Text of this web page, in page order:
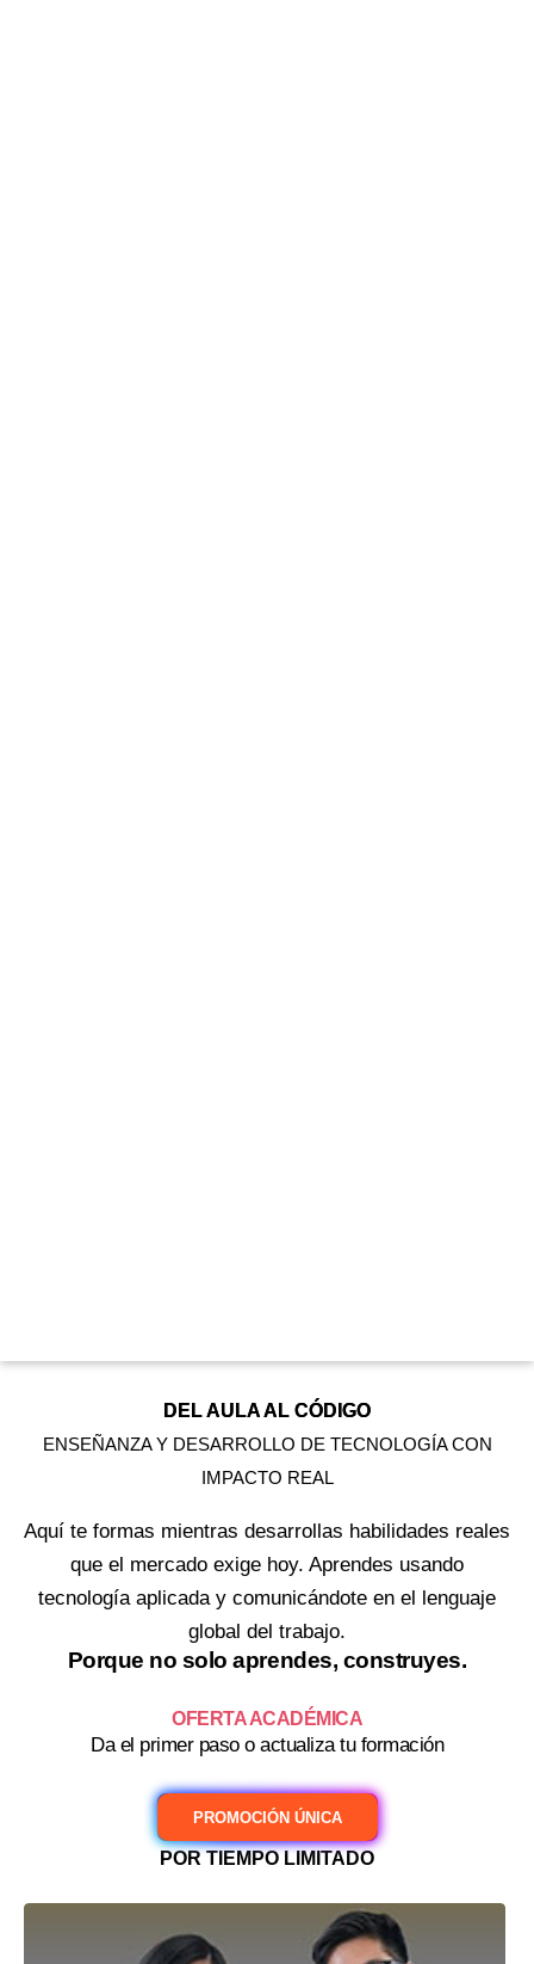
DEL AULA AL CÓDIGO
ENSEÑANZA Y DESARROLLO DE TECNOLOGÍA CON
IMPACTO REAL
Aquí te formas mientras desarrollas habilidades reales
que el mercado exige hoy. Aprendes usando
tecnología aplicada y comunicándote en el lenguaje
global del trabajo.
Porque no solo aprendes, construyes.
OFERTA ACADÉMICA
Da el primer paso o actualiza tu formación
PROMOCIÓN ÚNICA
POR TIEMPO LIMITADO